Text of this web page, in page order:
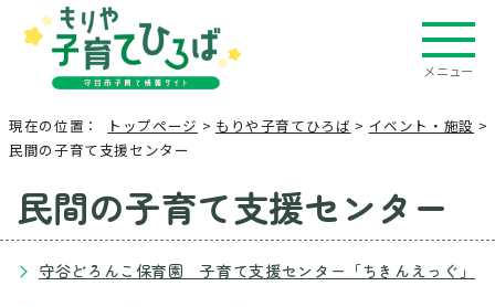
メニュー
現在の位置： トップページ > もりや子育てひろば > イベント・施設 >
民間の子育て支援センター
民間の子育て支援センター
守谷どろんこ保育園 子育て支援センター「ちきんえっぐ」